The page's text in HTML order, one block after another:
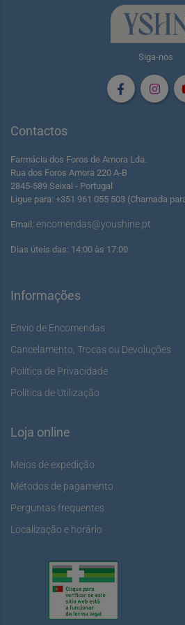
Siga-nos
Contactos
Farmácia dos Foros de Amora Lda.
Rua dos Foros Amora 220 A-B
2845-589 Seixal - Portugal
Ligue para: +351 961 055 503 (Chamada
Email: encomendas@youshine.pt
Dias úteis das: 14:00 às 17:00
Informações
Envio de Encomendas
Cancelamento, Trocas ou Devoluções
Política de Privacidade
Política de Utilização
Loja online
Meios de expedição
Métodos de pagamento
Perguntas frequentes
Localização e horário